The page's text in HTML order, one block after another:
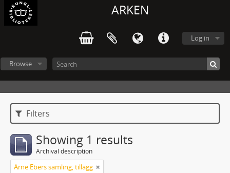
ARKEN
Log in
Browse
Filters
Showing 1 results
Archival description
Arne Ebers samling, tillägg